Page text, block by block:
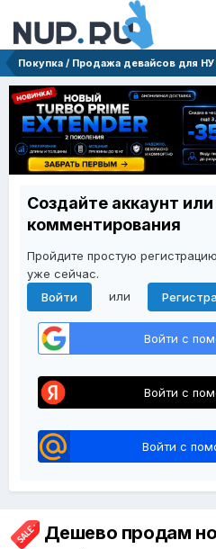
Покупка / Продажа девайсов для
Создайте аккаунт
комментирования
Пройдите простую
уже сейчас.
Войти
или
Войти с
Войти с
Войти с
Дешево продам